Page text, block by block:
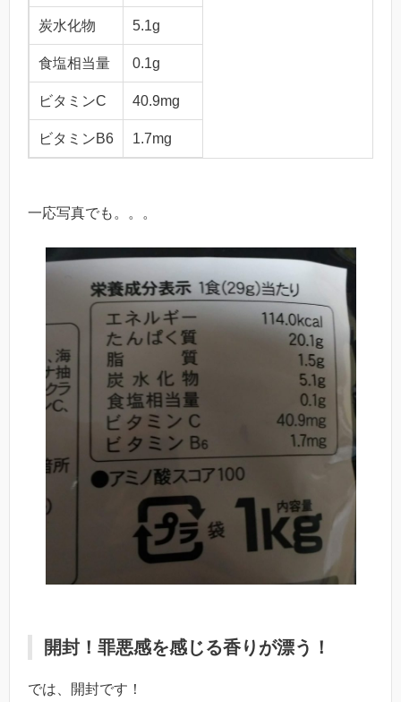
炭水化物 5.1g
食塩相当量 0.1g
ビタミンC 40.9mg
ビタミンB6 1.7mg
一応写真でも。。。
開封！罪悪感を感じる香りが漂う！
では、開封です！